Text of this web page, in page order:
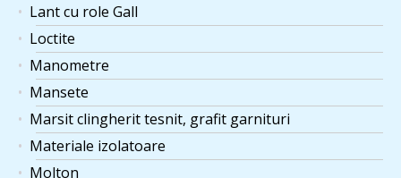
Lant cu role Gall
Loctite
Manometre
Mansete
Marsit clingherit tesnit, grafit garnituri
Materiale izolatoare
Molton